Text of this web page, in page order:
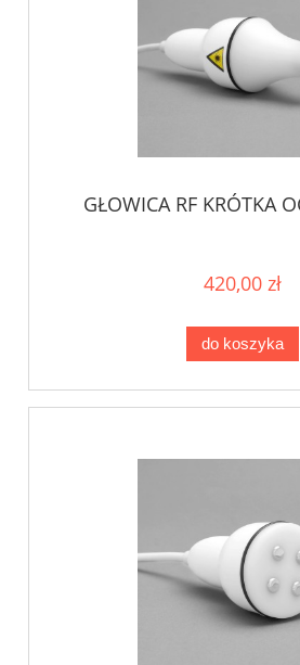
GŁOWICA RF KRÓTKA
420,00 zł
do koszyka